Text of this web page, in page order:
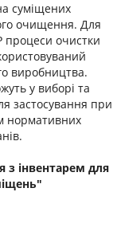
суміщених
очищення. Для
процеси очистки
виробництва.
у виборі та
застосування при
нормативних
з інвентарем для